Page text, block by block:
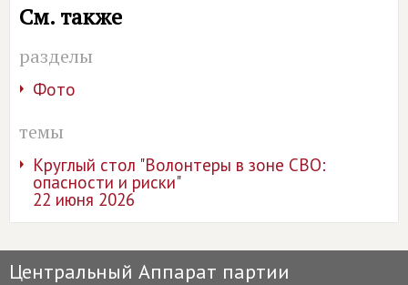
См. также
разделы
Фото
темы
Круглый стол "Волонтеры в зоне СВО:
опасности и риски"
22 июня 2026
Центральный Аппарат партии